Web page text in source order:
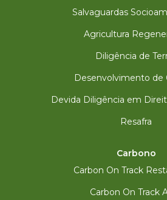
Salvaguardas
Agricultura
Diligência de
Desenvolvimento de
Devida Diligência em
Resafra
Carbono
Carbon On Track
Carbon On Track